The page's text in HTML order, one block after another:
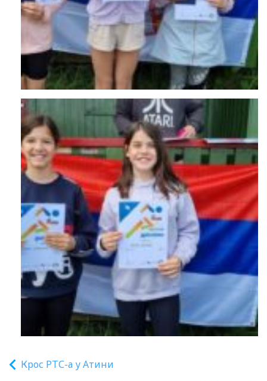
Крос РТС-а у Атини